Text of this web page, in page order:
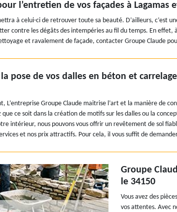
l’entretien de vos façades à Lagamas
à celui-ci de retrouver toute sa beauté. D’ailleurs, c’est
contre les dégâts des intempéries au fil du temps. En effet,
et ravalement de façade, contacter Groupe Claude
pose de vos dalles en béton et
L’entreprise Groupe Claude maitrise l’art et la manière de
ce soit dans la création de motifs sur les dalles ou la
intérieur, nous pouvons vous offrir un revêtement de sol
et nos prix attractifs. Pour cela, il vous suffit de
Groupe
le 34150
Vous avez des
vos attentes. Avec